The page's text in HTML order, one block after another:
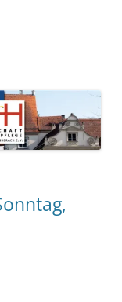
e. V.